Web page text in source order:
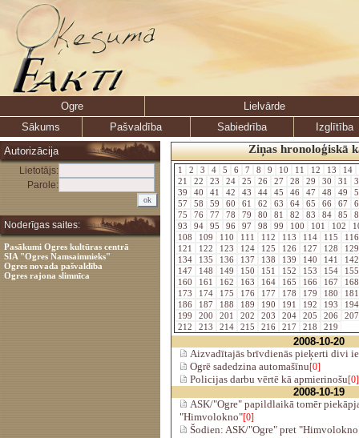
Ogre
Lielvārde
Sākums
Pašvaldība Sabiedrība
Izglītība
Autorizācija
Lietotājs:
Parole:
Noderīgas saites:
Pasākumi Ogres kultūras centrā
SIA "Ogres Namsaimnieks"
Ogres novada pašvaldība
Ogres rajona slimnīca
Ziņas hronoloģiskā
1 2 3 4 5 6 7 8 9 10 11 12 13 14
21
22 23 24 25 26 27 28 29 30 31
39
40 41 42 43 44 45 46 47 48 49
57
58 59 60 61 62 63 64 65 66 67
75
76 77 78 79 80 81 82 83 84 85
93
94 95 96 97 98 99 100 101 102
108
109 110 111 112 113 114 115
121
122 123 124 125 126 127 128
134
135 136 137 138 139 140 141
147
148 149 150 151 152 153 154
160
161 162 163 164 165 166 167
173
174 175 176 177 178 179 180
186
187 188 189 190 191 192 193
199
200 201 202 203 204 205 206
212
213 214 215 216 217 218 219
2008-10-20
Aizvadītajās brīvdienās pieķerti divi
Ogrē sadedzina automašīnu[0]
Policijas darbu vērtē kā apmierinošu[0]
2008-10-19
ASK/"Ogre" papildlaikā tomēr
"Himvolokno"[0]
Šodien: ASK/"Ogre" pret